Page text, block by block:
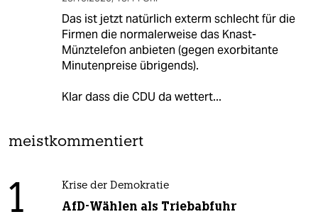
Das ist jetzt natürlich exterm schlecht für die
Firmen die normalerweise das Knast-
Münztelefon anbieten (gegen exorbitante
Minutenpreise übrigends).
Klar dass die CDU da wettert...
meistkommentiert
1 Krise der Demokratie
AfD-Wählen als Triebabfuhr